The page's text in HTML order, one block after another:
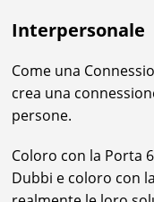
Interpersonale
Come una
crea una
persone.
Coloro con la Porta
Dubbi e coloro con